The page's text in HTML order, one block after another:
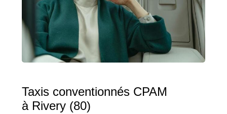
Taxis conventionnés CPAM
à Rivery (80)